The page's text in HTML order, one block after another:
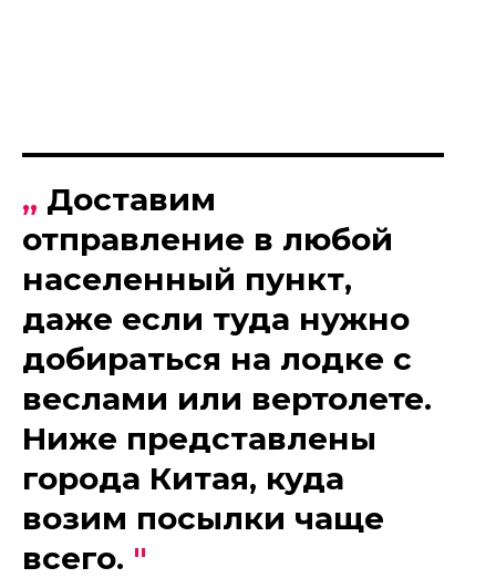
„ Доставим
отправление в любой
населенный пункт,
даже если туда нужно
добираться на лодке с
веслами или вертолете.
Ниже представлены
города Китая, куда
возим посылки чаще
всего. "